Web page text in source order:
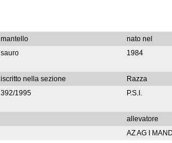
mantello
nato nel
sauro 1984
iscritto nella sezione
Razza
392/1995 P.S.I.
allevatore
AZ AG I